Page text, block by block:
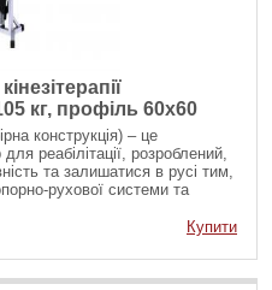
кг, профіль 60х60
конструкція) – це
реабілітації, розроблений,
та залишатися в русі тим,
рухової системи та
та кінезітерапії,
а також в домашніх умовах
спини та організму в
Купити